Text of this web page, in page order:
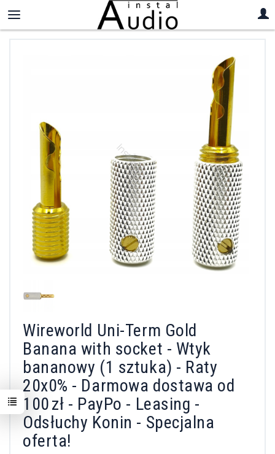
Wireworld Uni-Term Gold
Banana with socket - Wtyk
bananowy (1 sztuka) - Raty
20x0% - Darmowa dostawa od
100 zł - PayPo - Leasing -
Odsłuchy Konin - Specjalna
oferta!